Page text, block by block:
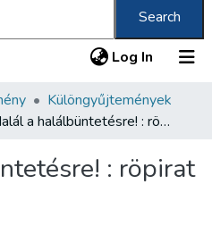
Search
Log In (current)
Különgyűjtemények
Halál a halálbüntetésre! : röpirat /
: röpirat